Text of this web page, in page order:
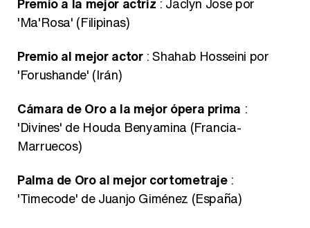
Premio a la mejor actriz : Jaclyn Jose por
'Ma'Rosa' (Filipinas)
Premio al mejor actor: Shahab Hosseini por
'Forushande' (Irán)
Cámara de Oro a la mejor ópera prima :
'Divines' de Houda Benyamina (Francia-
Marruecos)
Palma de Oro al mejor cortometraje:
'Timecode' de Juanjo Giménez (España)